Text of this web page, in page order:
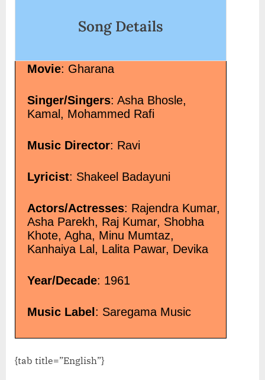
Song Details
Movie: Gharana
Singer/Singers: Asha Bhosle,
Kamal, Mohammed Rafi
Music Director: Ravi
Lyricist: Shakeel Badayuni
Actors/Actresses: Rajendra Kumar,
Asha Parekh, Raj Kumar, Shobha
Khote, Agha, Minu Mumtaz,
Kanhaiya Lal, Lalita Pawar, Devika
Year/Decade: 1961
Music Label : Saregama Music
{tab title=”English”}